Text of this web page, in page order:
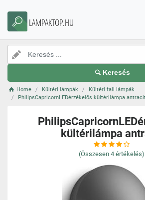
LAMPAKTOP.HU
Keresés
Home Kültéri lámpák
Kültéri fali lámpák
PhilipsCapricornLEDérzékelős kültérilámpa
kültérilámpa
(Összesen 4 értékelés)